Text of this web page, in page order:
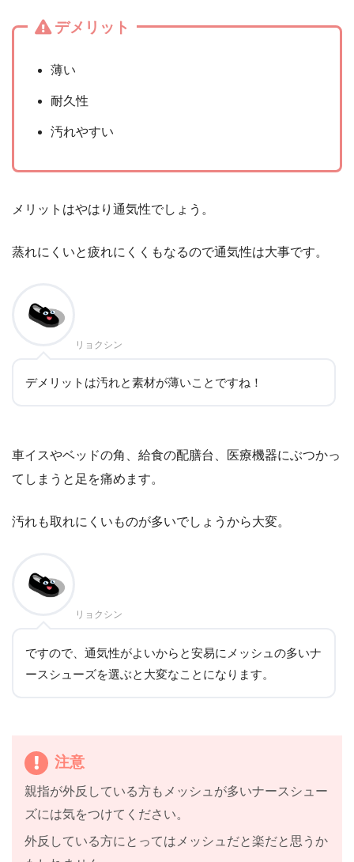
デメリット
薄い
耐久性
汚れやすい
メリットはやはり通気性でしょう。
蒸れにくいと疲れにくくもなるので通気性は大事です。
リョクシン
デメリットは汚れと素材が薄いことですね！
車イスやベッドの角、給食の配膳台、医療機器にぶつかっ
てしまうと足を痛めます。
汚れも取れにくいものが多いでしょうから大変。
リョクシン
ですので、通気性がよいからと安易にメッシュの多いナ
ースシューズを選ぶと大変なことになります。
注意
親指が外反している方もメッシュが多いナースシュー
ズには気をつけてください。
外反している方にとってはメッシュだと楽だと思うか